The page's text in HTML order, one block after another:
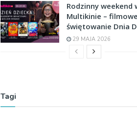
Rodzinny weekend
Multikinie – filmowe
świętowanie Dnia
29 MAJA 2026
Tagi